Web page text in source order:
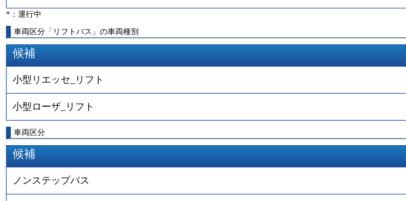
*：運行中
車両区分「リフトバス」の車両種別
候補
小型リエッセ_リフト
小型ローザ_リフト
車両区分
候補
ノンステップバス